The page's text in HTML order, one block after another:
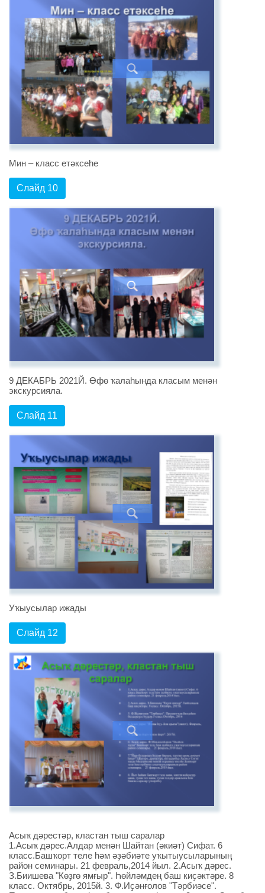
Мин – класс етәксеһе
Слайд 10
9 ДЕКАБРЬ 2021Й. Өфө ҡалаһында класым менән
экскурсияла.
Слайд 11
Уҡыусылар ижады
Слайд 12
Асыҡ дәрестәр, кластан тыш саралар
1.Асыҡ дәрес.Алдар менән Шайтан (әкиәт) Сифат. 6
класс.Башҡорт теле һәм әҙәбиәте уҡытыусыларының
район семинары. 21 февраль,2014 йыл. 2.Асыҡ дәрес.
З.Биишева "Көҙгө ямғыр". Һөйләмдең баш киҫәктәре. 8
класс. Октябрь, 2015й. 3. Ф.Иҫәнғолов "Тәрбиәсе".